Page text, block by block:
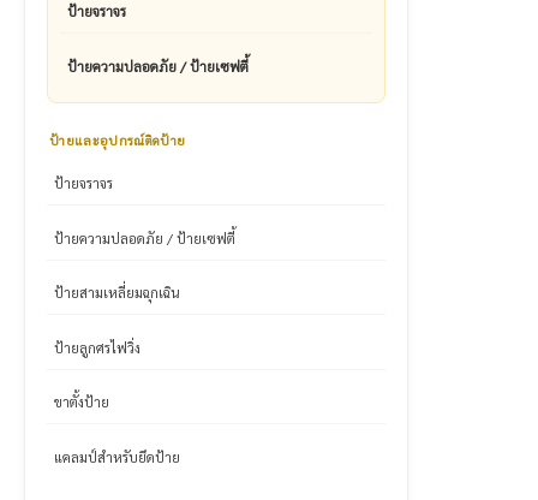
ป้ายจราจร
ป้ายความปลอดภัย / ป้ายเซฟตี้
ป้ายและอุปกรณ์ติดป้าย
ป้ายจราจร
ป้ายความปลอดภัย / ป้ายเซฟตี้
ป้ายสามเหลี่ยมฉุกเฉิน
ป้ายลูกศรไฟวิ่ง
ขาตั้งป้าย
แคลมป์สำหรับยึดป้าย